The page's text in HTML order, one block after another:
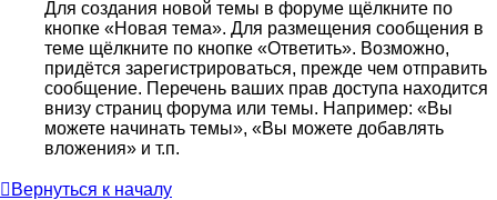
Для создания новой темы в форуме щёлкните по
кнопке «Новая тема». Для размещения сообщения в
теме щёлкните по кнопке «Ответить». Возможно,
придётся зарегистрироваться, прежде чем отправить
сообщение. Перечень ваших прав доступа находится
внизу страниц форума или темы. Например: «Вы
можете начинать темы», «Вы можете добавлять
вложения» и т.п.
Вернуться к началу